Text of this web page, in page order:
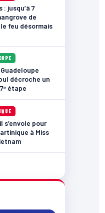
: jusqu’à 7
de
feu désormais
décroche un
étape
s’envole pour
à Miss